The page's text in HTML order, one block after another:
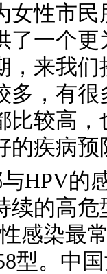
女性市
了一个
，来我
多，有
比较高
的疾病预
HPV的
续的高
感染最
型。中